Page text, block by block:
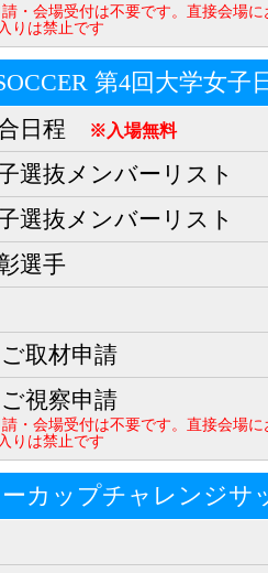
・会場受付は不要です。直接会場
りは禁止です
第4回大学女子
日程 ※入場無料
選抜メンバーリスト
選抜メンバーリスト
選手
取材申請
視察申請
・会場受付は不要です。直接会場
りは禁止です
カップチャレンジサ